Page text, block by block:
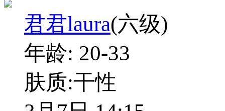
君君laura(六级)
年龄: 20-33
肤质:干性